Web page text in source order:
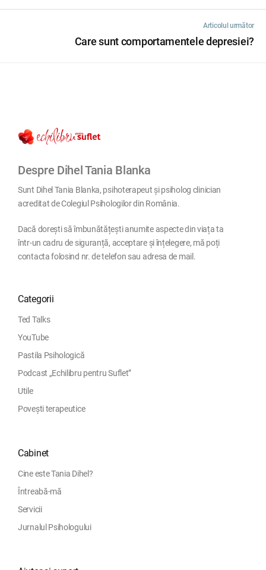
Articolul următor
Care sunt comportamentele depresiei?
Despre Dihel Tania Blanka
Sunt Dihel Tania Blanka, psihoterapeut și psiholog clinician
acreditat de Colegiul Psihologilor din România.
Dacă dorești să îmbunătățești anumite aspecte din viața ta
într-un cadru de siguranță, acceptare și înțelegere, mă poți
contacta folosind nr. de telefon sau adresa de mail.
Categorii
Ted Talks
YouTube
Pastila Psihologică
Podcast „Echilibru pentru Suflet”
Utile
Povești terapeutice
Cabinet
Cine este Tania Dihel?
Întreabă-mă
Servicii
Jurnalul Psihologului